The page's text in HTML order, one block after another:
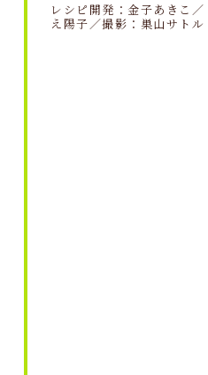
レシピ開発：金子あきこ
え陽子／撮影：巣山サトル